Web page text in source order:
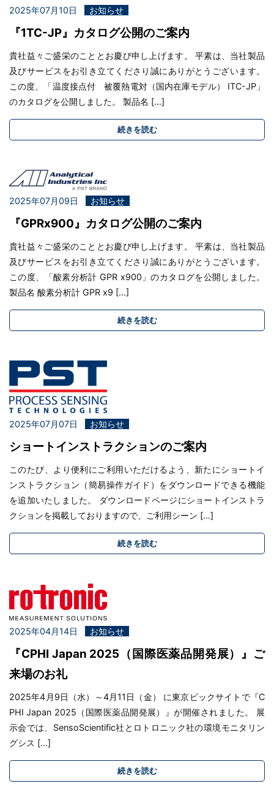
2025年07月10日 お知らせ
『1TC-JP』カタログ公開のご案内
貴社益々ご盛栄のこととお慶び申し上げます。 平素は、当社製品
及びサービスをお引き立てくださり誠にありがとうございます。
この度、「温度接点付 被覆熱電対（国内在庫モデル） ITC-JP」
のカタログを公開しました。 製品名 […]
続きを読む
2025年07月09日 お知らせ
『GPRx900』カタログ公開のご案内
貴社益々ご盛栄のこととお慶び申し上げます。 平素は、当社製品
及びサービスをお引き立てくださり誠にありがとうございます。
この度、「酸素分析計 GPR x900」のカタログを公開しました。
製品名 酸素分析計 GPR x9 […]
続きを読む
2025年07月07日 お知らせ
ショートインストラクションのご案内
このたび、より便利にご利用いただけるよう、新たにショートイ
ンストラクション（簡易操作ガイド）をダウンロードできる機能
を追加いたしました。 ダウンロードページにショートインストラ
クションを掲載しておりますので、ご利用シーン […]
続きを読む
2025年04月14日 お知らせ
『CPHI Japan 2025（国際医薬品開発展）』ご
来場のお礼
2025年4月9日（水）～4月11日（金） に東京ビックサイトで『C
PHI Japan 2025（国際医薬品開発展）』が開催されました。 展
示会では、SensoScientific社とロトロニック社の環境モニタリン
グシス […]
続きを読む